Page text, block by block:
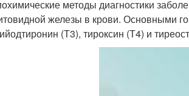
методы диагностики
железы в крови. Основными
(Т3), тироксин (Т4) и